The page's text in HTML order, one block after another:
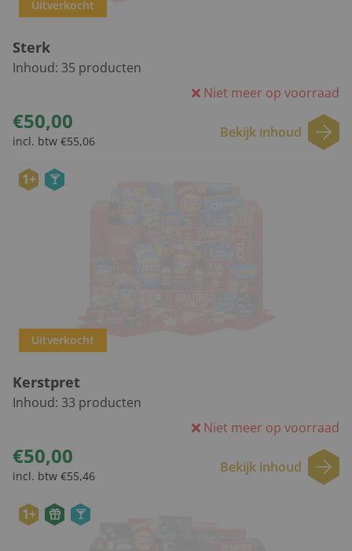
Uitverkocht
Sterk
Inhoud: 35 producten
Niet meer op voorraad
€50,00
incl. btw €55,06
Bekijk inhoud
1+
Uitverkocht
Kerstpret
Inhoud: 33 producten
Niet meer op voorraad
€50,00
incl. btw €55,46
Bekijk inhoud
1+